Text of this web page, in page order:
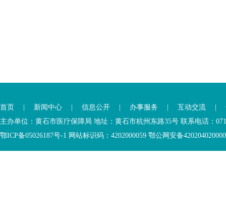
首页 新闻中心 信息公开 办事服务 互动交流
主办单位：黄石市医疗保障局 地址：黄石市杭州东路35号 联系电话：
鄂ICP备05026187号-1 网站标识码：4202000059 鄂公网安备